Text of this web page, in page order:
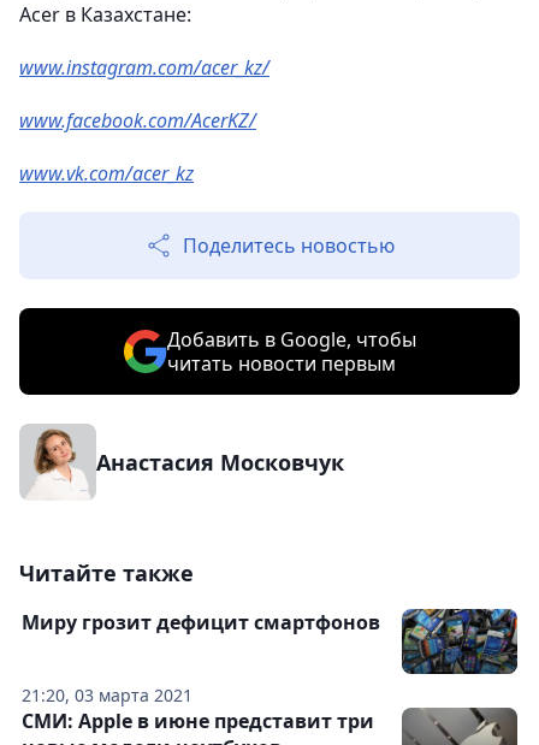
Acer в Казахстане:
www.instagram.com/acer_kz/
www.facebook.com/AcerKZ/
www.vk.com/acer_kz
Поделитесь новостью
Добавить в Google, чтобы
читать новости первым
Анастасия Московчук
Читайте также
21:20, 03 марта 2021
Миру грозит дефицит смартфонов
СМИ: Apple в июне представит три